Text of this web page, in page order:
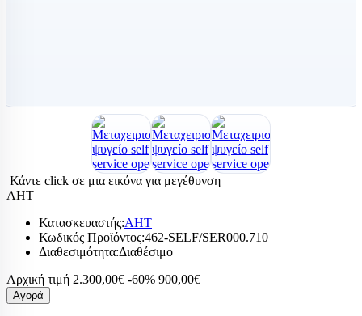
Κάντε click σε μια εικόνα για μεγέθυνση
AHT
Κατασκευαστής:AHT
Κωδικός Προϊόντος:462-SELF/SER000.710
Διαθεσιμότητα:Διαθέσιμο
Αρχική τιμή 2.300,00€ -60% 900,00€
Αγορά